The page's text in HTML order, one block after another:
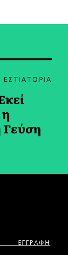
ΕΣΤΙΑΤΟΡΙΑ
Γεύση